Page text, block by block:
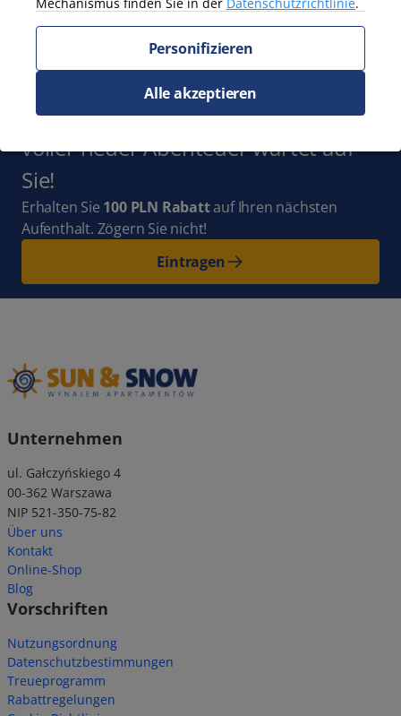
Abonnieren Sie
den Newsletterund bleiben Sie mit
uns auf dem Laufenden. Ganz Polen
voller neuer Abenteuer wartet auf
Sie!
Erhalten Sie 100 PLN Rabattauf Ihren nächsten
Aufenthalt. Zögern Sie nicht!
Eintragen
Unternehmen
ul. Gałczyńskiego 4
00-362 Warszawa
NIP 521-350-75-82
Über uns
Kontakt
Online-Shop
Blog
Vorschriften
Nutzungsordnung
Datenschutzbestimmungen
Treueprogramm
Rabattregelungen
Personifizieren
Alle akzeptieren